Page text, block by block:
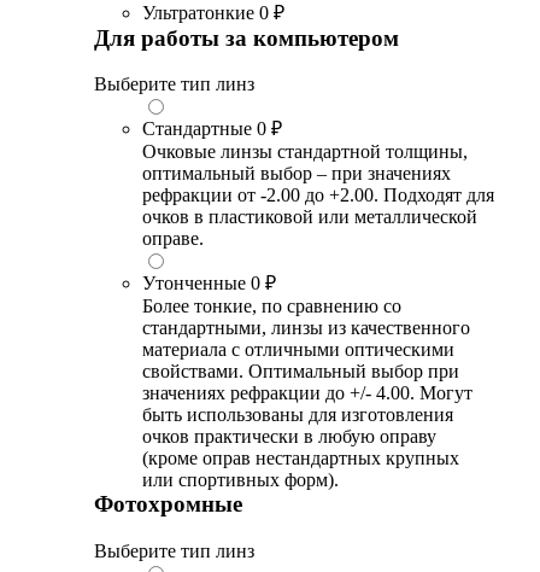
Ультратонкие 0 ₽
Для работы за компьютером
Выберите тип линз
Стандартные 0 ₽
Очковые линзы стандартной толщины,
оптимальный выбор – при значениях
рефракции от -2.00 до +2.00. Подходят для
очков в пластиковой или металлической
оправе.
Утонченные 0 ₽
Более тонкие, по сравнению со
стандартными, линзы из качественного
материала с отличными оптическими
свойствами. Оптимальный выбор при
значениях рефракции до +/- 4.00. Могут
быть использованы для изготовления
очков практически в любую оправу
(кроме оправ нестандартных крупных
или спортивных форм).
Фотохромные
Выберите тип линз